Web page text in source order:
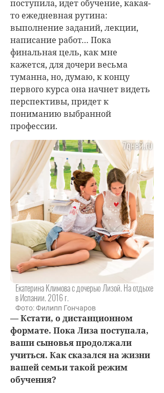
поступила, идет обучение, какая-
то ежедневная рутина:
выполнение заданий, лекции,
написание работ… Пока
финальная цель, как мне
кажется, для дочери весьма
туманна, но, думаю, к концу
первого курса она начнет видеть
перспективы, придет к
пониманию выбранной
профессии.
Екатерина Климова с дочерью Лизой. На отдыхе
в Испании. 2016 г.
Фото: Филипп Гончаров
— Кстати, о дистанционном
формате. Пока Лиза поступала,
ваши сыновья продолжали
учиться. Как сказался на жизни
вашей семьи такой режим
обучения?